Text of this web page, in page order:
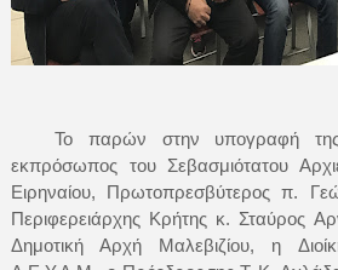
Το παρών στην υπογραφή
εκπρόσωπος του Σεβασμιότατου
Ειρηναίου, Πρωτοπρεσβύτερος π.
Περιφερειάρχης Κρήτης κ. Σταύρος
Δημοτική Αρχή Μαλεβιζίου, η